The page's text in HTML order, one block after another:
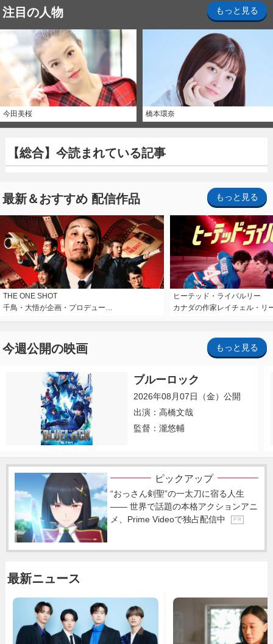
注目の人物 もっと見る
今田美桜 橋本環奈
【総合】今読まれている記事
最新＆おすすめ 配信作品 もっと見る
THE ONE SHOT
千鳥・大悟が企画・プロデュー…
ヒーテッド・ライバルリー
カナダの作家レイチェル・リ
今週公開の映画 もっと見る
ブルーロック
2026年08月07日（金）公開
出演：高橋文哉
監督：瀧悠輔
ピックアップ
“おっさん剣聖”の一太刀に宿る人生
―― 世界で話題の本格アクションアニ
メ、Prime Videoで独占配信中
P R
最新ニュース